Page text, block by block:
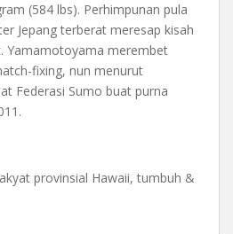
(584 lbs). Perhimpunan pula
Jepang terberat meresap kisah
Yamamotoyama merembet
fixing, nun menurut
Federasi Sumo buat purna
provinsial Hawaii, tumbuh &